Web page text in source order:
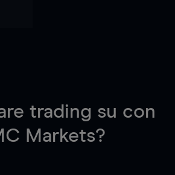
trading su con
Markets?